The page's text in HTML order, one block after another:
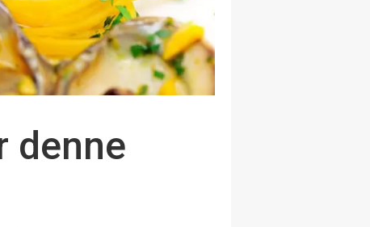
denne